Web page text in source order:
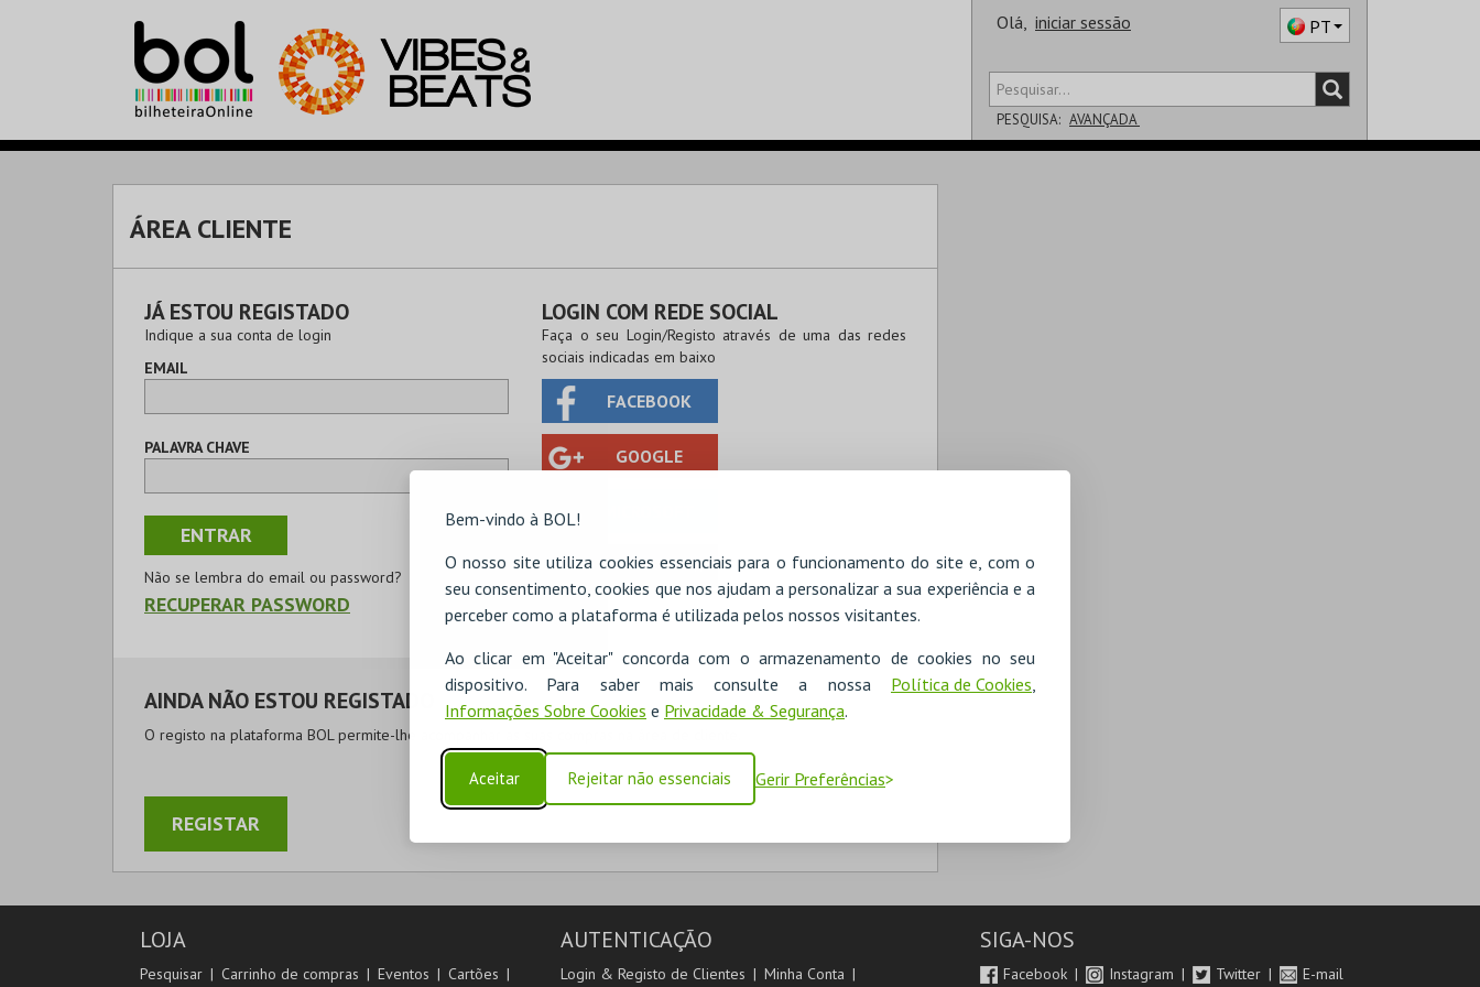
Bem-vindo à BOL!
O nosso site utiliza cookies essenciais para o funcionamento do site e, com o
seu consentimento, cookies que nos ajudam a personalizar a sua experiência e a
perceber como a plataforma é utilizada pelos nossos visitantes.
Ao clicar em "Aceitar" concorda com o armazenamento de cookies no seu
dispositivo. Para saber mais consulte a nossa Política de Cookies,
Informações Sobre Cookies e Privacidade & Segurança.
Aceitar Rejeitar não essenciais Gerir Preferências
Olá, iniciar sessão PT
PESQUISA: AVANÇADA
ÁREA CLIENTE
JÁ ESTOU REGISTADO
Indique a sua conta de login
EMAIL
PALAVRA CHAVE
Não se lembra do email ou password?
RECUPERAR PASSWORD
LOGIN COM REDE SOCIAL
Faça o seu Login/Registo através de uma das redes
sociais indicadas em baixo
FACEBOOK
GOOGLE
Iniciar sessão com a Apple
AINDA NÃO ESTOU REGISTADO
O registo na plataforma BOL permite-lhe acompanhar as suas compras na área de cliente.
REGISTAR
LOJA
Pesquisar Carrinho de compras Eventos
Cartões
AUTENTICAÇÃO
Login & Registo de Clientes
Minha Conta
SIGA-NOS
Facebook Instagram Twitter E-mail